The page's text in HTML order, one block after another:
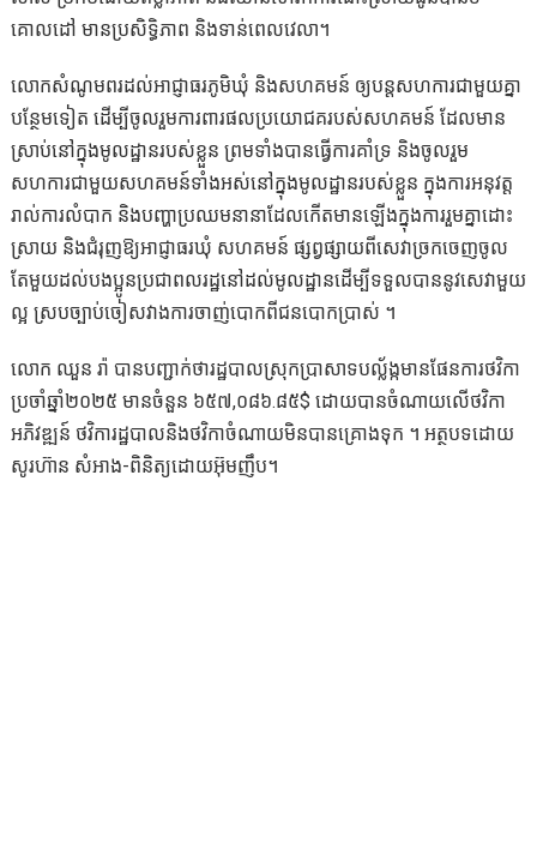
គោលដៅ មានប្រសិទ្ធិភាព និងទាន់ពេលវេលា។
លោកសំណូមពរដល់អាជ្ញាធរភូមិឃុំ និងសហគមន៍ ឲ្យបន្តសហការជាមួយគ្នា
បន្ថែមទៀត ដើម្បីចូលរួមការពារផលប្រយោជគរបស់សហគមន៍ ដែលមាន
ស្រាប់នៅក្នុងមូលដ្ឋានរបស់ខ្លួន ព្រមទាំងបានធ្វើការគាំទ្រ និងចូលរួម
សហការជាមួយសហគមន៍ទាំងអស់នៅក្នុងមូលដ្ឋានរបស់ខ្លួន ក្នុងការអនុវត្ត
រាល់ការលំបាក និងបញ្ហាប្រឈមនានាដែលកើតមានឡើងក្នុងការរួមគ្នាដោះ
ស្រាយ និងជំរុញឱ្យអាជ្ញាធរឃុំ សហគមន៍ ផ្សព្វផ្សាយពីសេវាច្រកចេញចូល
តែមួយដល់បងប្អូនប្រជាពលរដ្ឋនៅដល់មូលដ្ឋានដើម្បីទទួលបាននូវសេវាមួយ
ល្អ ស្របច្បាប់ចៀសវាងការចាញ់បោកពីជនបោកប្រាស់ ។
លោក ឈួន រ៉ា បានបញ្ជាក់ថារដ្ឋបាលស្រុកប្រាសាទបល្ល័ង្កមានផែនការថវិកា
ប្រចាំឆ្នាំ២០២៥ មានចំនួន ៦៥៧,០៨៦.៨៥$ ដោយបានចំណាយលើថវិកា
អភិវឌ្ឍន៍ ថវិការដ្ឋបាលនិងថវិកាចំណាយមិនបានគ្រោងទុក ។ អត្ថបទដោយ
សូរហ៊ាន សំអាង-ពិនិត្យដោយអ៊ុមញឹប។